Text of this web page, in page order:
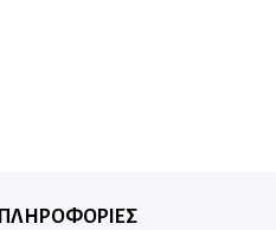
ΠΛΗΡΟΦΟΡΙΕΣ